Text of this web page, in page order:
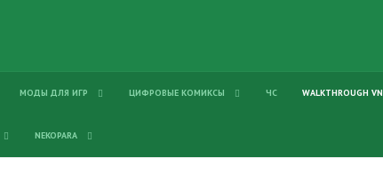
МОДЫ ДЛЯ ИГР ЦИФРОВЫЕ КОМИКСЫ ЧС WALKTHROUGH VN
NEKOPARA